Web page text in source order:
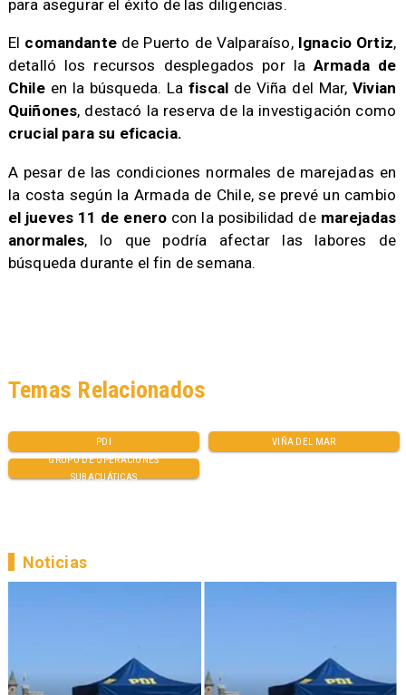
para asegurar el éxito de las diligencias.
​El comandantede Puerto de Valparaíso,Ignacio Ortiz,
detalló los recursos desplegados por la Armada de
Chileen la búsqueda. Lafiscal de Viña del Mar,Vivian
Quiñones, destacó la reserva de la investigación como
crucial para su eficacia.
​A pesar de las condiciones normales de marejadas en
la costa según la Armada de Chile, se prevé un cambio
el jueves 11 de enero con la posibilidad de marejadas
anormales, lo que podría afectar las labores de
búsqueda durante el fin de semana.
PDI
VIÑA DEL MAR
GRUPO DE OPERACIONES
SUBACUÁTICAS
Temas Relacionados
Noticias